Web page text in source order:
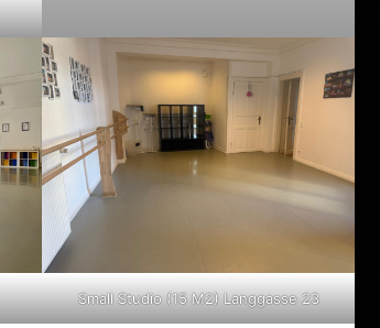
Small Studio (15 M2) Langgasse 23